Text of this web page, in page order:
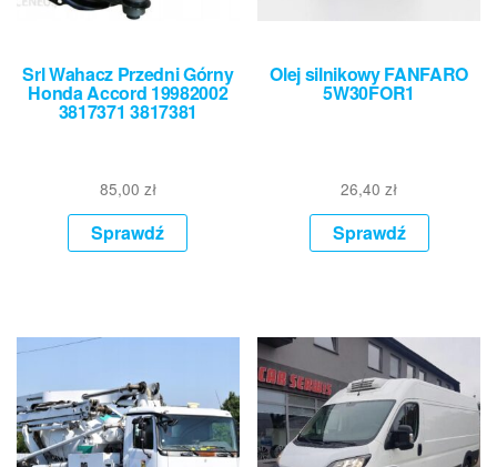
Srl Wahacz Przedni Górny
Honda Accord 19982002
3817371 3817381
85,00 zł
Sprawdź
Olej silnikowy FANFARO
5W30FOR1
26,40zł
Sprawdź